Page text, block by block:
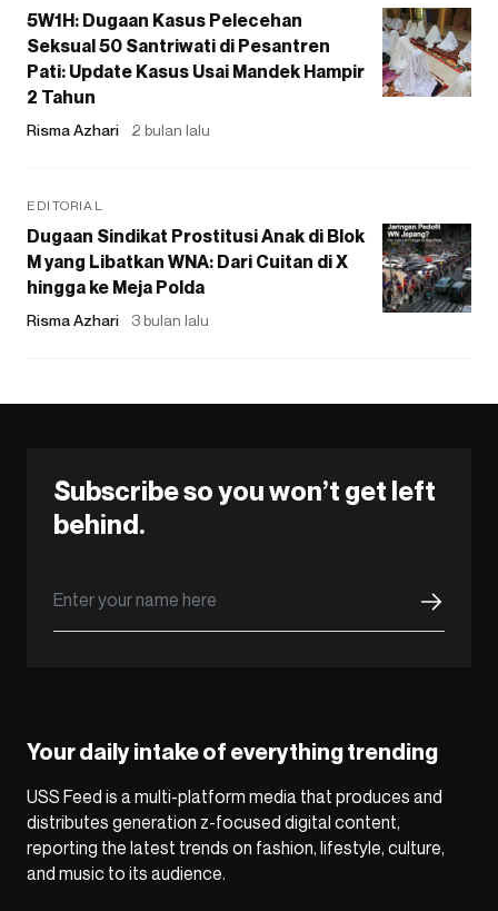
5W1H: Dugaan Kasus Pelecehan
Seksual 50 Santriwati di Pesantren
Pati: Update Kasus Usai Mandek Hampir
2 Tahun
Risma Azhari 2 bulan lalu
EDITORIAL
Dugaan Sindikat Prostitusi Anak di Blok
M yang Libatkan WNA: Dari Cuitan di X
hingga ke Meja Polda
Risma Azhari 3 bulan lalu
Subscribe so you won’t get left
behind.
Your daily intake of everything trending
USS Feed is a multi-platform media that produces and
distributes generation z-focused digital content,
reporting the latest trends on fashion, lifestyle, culture,
and music to its audience.